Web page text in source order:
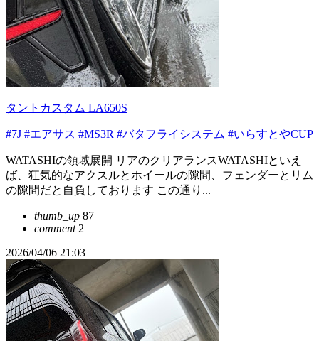
タントカスタム LA650S
#7J #エアサス #MS3R #バタフライシステム #いらすとやCUP
WATASHIの領域展開 リアのクリアランスWATASHIといえ
ば、狂気的なアクスルとホイールの隙間、フェンダーとリム
の隙間だと自負しております この通り...
thumb_up 87
comment2
2026/04/06 21:03